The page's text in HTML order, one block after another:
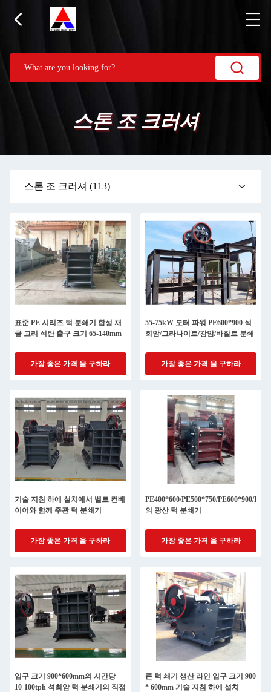
스톤 조 크러셔
스톤 조 크러셔 (113)
표준 PE 시리즈 턱 분쇄기 합성 채
굴 고리 석탄 출구 크기 65-140mm
가장 좋은 가격 을 구하라
55-75kW 모터 파워 PE600*900 석
회암/그라나이트/강암/바잘트 분쇄
가장 좋은 가격 을 구하라
기술 지침 하에 설치에서 벨트 컨베
이어와 함께 주관 턱 분쇄기
가장 좋은 가격 을 구하라
PE400*600/PE500*750/PE600*900/
의 광산 턱 분쇄기
가장 좋은 가격 을 구하라
입구 크기 900*600mm의 시간당
10-100tph 석회암 턱 분쇄기의 직접
큰 턱 쇄기 생산 라인 입구 크기 900
* 600mm 기술 지침 하에 설치